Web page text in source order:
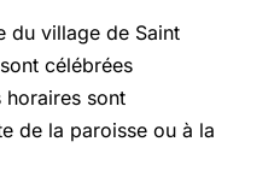
du village de Saint
célébrées
horaires sont
de la paroisse ou à la